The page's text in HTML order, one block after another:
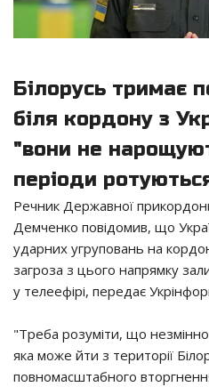
Білорусь тримає
біля кордону з
"вони не
періоди
Речник Державної
Демченко повідомив, що
ударних угруповань на
загроза з цього напрямку
у телеефірі, передає
"Треба розуміти, що
яка може йти з території
повномасштабного